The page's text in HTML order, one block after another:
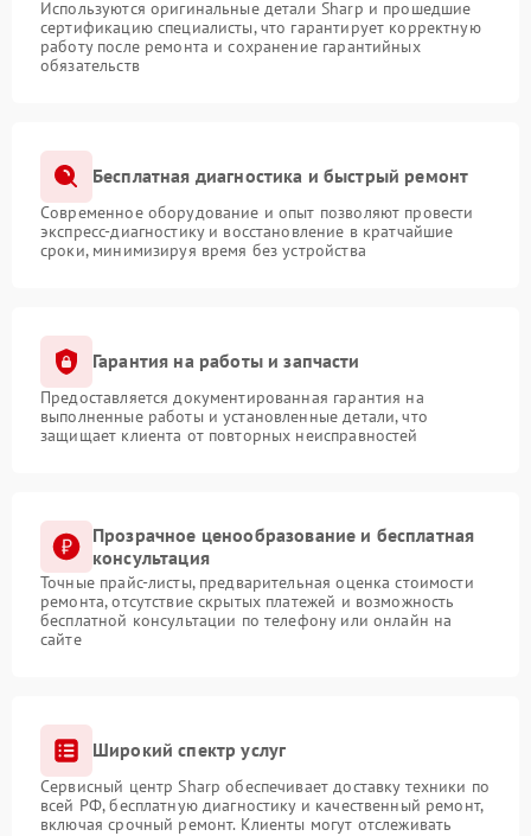
Используются оригинальные детали Sharp и прошедшие
сертификацию специалисты, что гарантирует корректную
работу после ремонта и сохранение гарантийных
обязательств
Бесплатная диагностика и быстрый ремонт
Современное оборудование и опыт позволяют провести
экспресс-диагностику и восстановление в кратчайшие
сроки, минимизируя время без устройства
Гарантия на работы и запчасти
Предоставляется документированная гарантия на
выполненные работы и установленные детали, что
защищает клиента от повторных неисправностей
Прозрачное ценообразование и бесплатная
консультация
Точные прайс-листы, предварительная оценка стоимости
ремонта, отсутствие скрытых платежей и возможность
бесплатной консультации по телефону или онлайн на
сайте
Широкий спектр услуг
Сервисный центр Sharp обеспечивает доставку техники по
всей РФ, бесплатную диагностику и качественный ремонт,
включая срочный ремонт. Клиенты могут отслеживать